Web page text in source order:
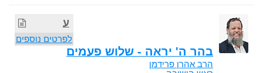
ע
לפרטים נוספים
בהר ה' יראה - שלוש פעמים
הרב אהרן פרידמן